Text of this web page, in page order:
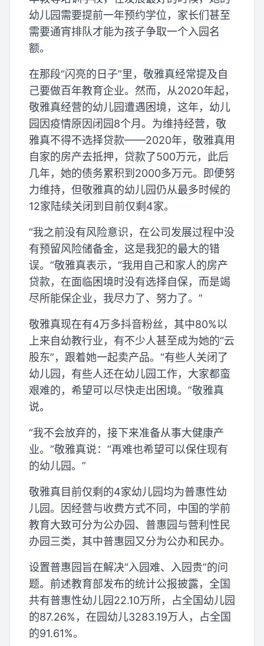
幼儿园需要提前一年预约学位，家长们甚至
需要通宵排队才能为孩子争取一个入园名
额。
在那段“闪亮的日子”里，敬雅真经常提及自
己要做百年教育企业。然而，从2020年起，
敬雅真经营的幼儿园遭遇困境，这年，幼儿
园因疫情原因闭园8个月。为维持经营，敬
雅真不得不选择贷款——2020年，敬雅真用
自家的房产去抵押，贷款了500万元，此后
几年，她的债务累积到2000多万元。即便努
力维持，但敬雅真的幼儿园仍从最多时候的
12家陆续关闭到目前仅剩4家。
“我之前没有风险意识，在公司发展过程中没
有预留风险储备金，这是我犯的最大的错
误。”敬雅真表示，“我用自己和家人的房产
贷款，在面临困境时没有选择自保，而是竭
尽所能保企业，我尽力了、努力了。”
敬雅真现在有4万多抖音粉丝，其中80%以
上来自幼教行业，有不少人甚至成为她的“云
股东”，跟着她一起卖产品。“有些人关闭了
幼儿园，有些人还在幼儿园工作，大家都蛮
艰难的，希望可以尽快走出困境。”敬雅真
说。
“我不会放弃的，接下来准备从事大健康产
业。”敬雅真说：“再难也希望可以保住现有
的幼儿园。”
敬雅真目前仅剩的4家幼儿园均为普惠性幼
儿园。因经营与收费方式不同，中国的学前
教育大致可分为公办园、普惠园与营利性民
办园三类，其中普惠园又分为公办和民办。
设置普惠园旨在解决“入园难、入园贵”的问
题。前述教育部发布的统计公报披露，全国
共有普惠性幼儿园22.10万所，占全国幼儿园
的87.26%，在园幼儿3283.19万人，占全国
的91.61%。